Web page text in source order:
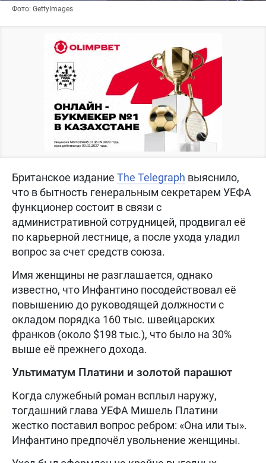
Фото: GettyImages
Британское издание The Telegraph выяснило,
что в бытность генеральным секретарем УЕФА
функционер состоит в связи с
административной сотрудницей, продвигал её
по карьерной лестнице, а после ухода уладил
вопрос за счет средств союза.
Имя женщины не разглашается, однако
известно, что Инфантино посодействовал её
повышению до руководящей должности с
окладом порядка 160 тыс. швейцарских
франков (около $198 тыс.), что было на 30%
выше её прежнего дохода.
Ультиматум Платини и золотой парашют
Когда служебный роман всплыл наружу,
тогдашний глава УЕФА Мишель Платини
жестко поставил вопрос ребром: «Она или ты».
Инфантино предпочёл увольнение женщины.